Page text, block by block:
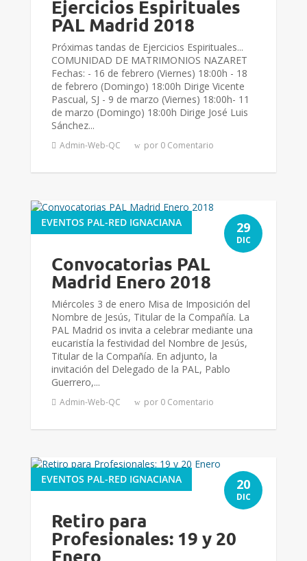
Ejercicios Espirituales
PAL Madrid 2018
Próximas tandas de Ejercicios Espirituales...
COMUNIDAD DE MATRIMONIOS NAZARET
Fechas: - 16 de febrero (Viernes) 18:00h - 18
de febrero (Domingo) 18:00h Dirige Vicente
Pascual, SJ - 9 de marzo (Viernes) 18:00h- 11
de marzo (Domingo) 18:00h Dirige José Luis
Sánchez...
Admin-Web-QC por 0 Comentario
Convocatorias PAL
Madrid Enero 2018
EVENTOS PAL-RED IGNACIANA
Miércoles 3 de enero Misa de Imposición del
Nombre de Jesús, Titular de la Compañía. La
PAL Madrid os invita a celebrar mediante una
eucaristía la festividad del Nombre de Jesús,
Titular de la Compañía. En adjunto, la
invitación del Delegado de la PAL, Pablo
Guerrero,...
Admin-Web-QC por 0 Comentario
29
DIC
Retiro para
Profesionales: 19 y 20
Enero
EVENTOS PAL-RED IGNACIANA 20
DIC